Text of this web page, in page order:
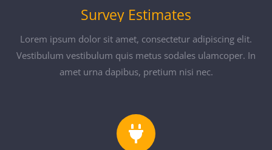
Survey Estimates
Lorem ipsum dolor sit amet, consectetur adipiscing elit.
Vestibulum vestibulum quis metus sodales ulamcoper. In
amet urna dapibus, pretium nisi nec.